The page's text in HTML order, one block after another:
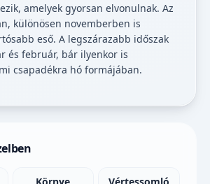
amelyek gyorsan elvonulnak. Az
különösen novemberben is
eső. A legszárazabb időszak
és február, bár ilyenkor is
csapadékra hó formájában.
Környe Vértessomló